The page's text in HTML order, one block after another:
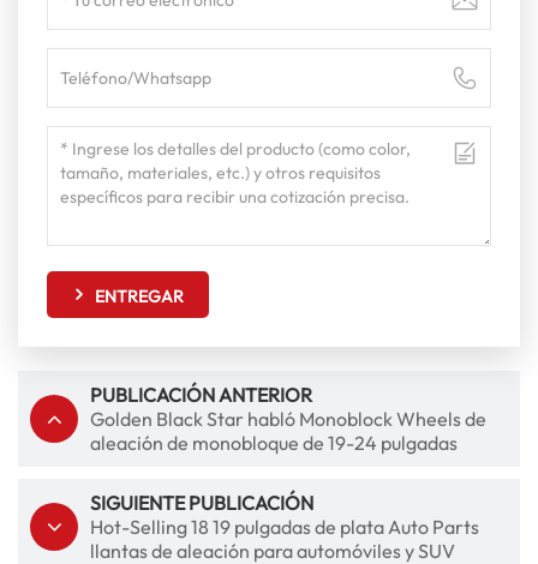
ENTREGAR
PUBLICACIÓN ANTERIOR
Golden Black Star habló Monoblock Wheels de
aleación de monobloque de 19-24 pulgadas
SIGUIENTE PUBLICACIÓN
Hot-Selling 18 19 pulgadas de plata Auto Parts
llantas de aleación para automóviles y SUV